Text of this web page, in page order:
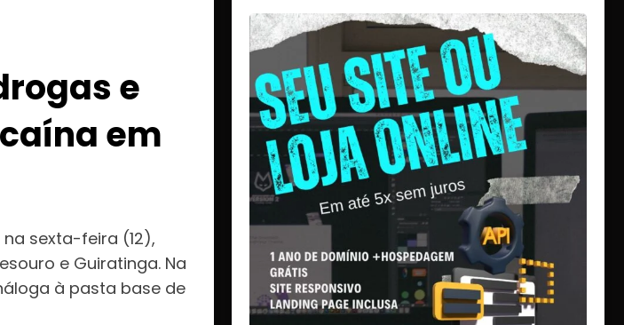
e
em
sexta-feira (12),
e Guiratinga. Na
à pasta base de